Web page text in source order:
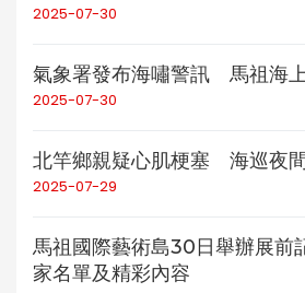
2025-07-30
氣象署發布海嘯警訊 馬祖海
2025-07-30
北竿鄉親疑心肌梗塞 海巡夜
2025-07-29
馬祖國際藝術島30日舉辦展
家名單及精彩內容